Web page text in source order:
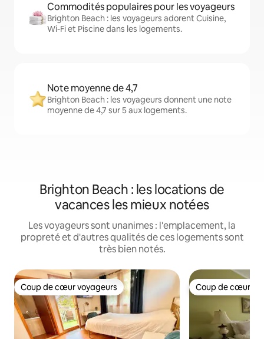
Commodités populaires pour les voyageurs
Brighton Beach : les voyageurs adorent Cuisine,
Wi-Fi et Piscine dans les logements.
Note moyenne de 4,7
Brighton Beach : les voyageurs donnent une note
moyenne de 4,7 sur 5 aux logements.
Brighton Beach : les locations de
vacances les mieux notées
Les voyageurs sont unanimes : l'emplacement, la
propreté et d'autres qualités de ces logements sont
très bien notés.
Coup de cœur voyageurs
Coup de cœur voyageurs Coup de cœur
Coup de cœur